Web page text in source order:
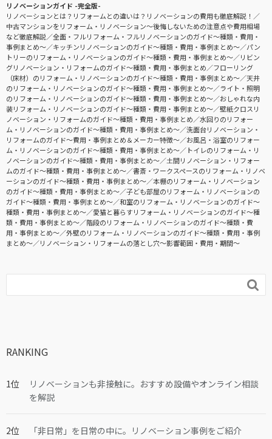
リノベーションガイド -完全版-
リノベーションとは？リフォームとの違いは？リノベーションの費用も徹底解説！
中古マンションをリフォーム・リノベーション〜後悔しないための注意点や費用相場
など徹底解説
全面・フルリフォーム・フルリノベーションのガイド〜種類・費用・
事例まとめ〜
キッチンリノベーションのガイド〜種類・費用・事例まとめ〜
パン
トリーのリフォーム・リノベーションのガイド〜種類・費用・事例まとめ〜
リビン
グリノベーション・リフォームのガイド〜種類・費用・事例まとめ
フローリング
（床材）のリフォーム・リノベーションのガイド〜種類・費用・事例まとめ〜
天井
のリフォーム・リノベーションのガイド〜種類・費用・事例まとめ〜
ライト・照明
のリフォーム・リノベーションのガイド〜種類・費用・事例まとめ〜
おしゃれな内
装リフォーム・リノベーションのガイド〜種類・費用・事例まとめ〜
壁紙クロスリ
ノベーション・リフォームのガイド〜種類・費用・事例まとめ
水回りのリフォー
ム・リノベーションのガイド〜種類・費用・事例まとめ〜
洗面台リノベーション・
リフォームのガイド〜費用・事例まとめ＆メーカー特徴〜
お風呂・浴室のリフォー
ム・リノベーションのガイド〜種類・費用・事例まとめ〜
トイレのリフォーム・リ
ノベーションのガイド〜種類・費用・事例まとめ〜
土間リノベーション・リフォー
ムのガイド〜種類・費用・事例まとめ〜
書斎・ワークスペースのリフォーム・リノベ
ーションのガイド〜種類・費用・事例まとめ〜
本棚のリフォーム・リノベーション
のガイド〜種類・費用・事例まとめ〜
子ども部屋のリフォーム・リノベーションの
ガイド〜種類・費用・事例まとめ〜
和室のリフォーム・リノベーションのガイド〜
種類・費用・事例まとめ〜
愛猫と暮らすリフォーム・リノベーションのガイド〜種
類・費用・事例まとめ〜
階段のリフォーム・リノベーションのガイド〜種類・費
用・事例まとめ〜
外壁のリフォーム・リノベーションのガイド〜種類・費用・事例
まとめ〜
リノベーション・リフォームの落とし穴～影響範囲・費用・期間～

RANKING
リノベーションも非接触に。おすすめ設備やオンライン相談
を解説
「非日常」を日常の中に。リノベーション事例をご紹介